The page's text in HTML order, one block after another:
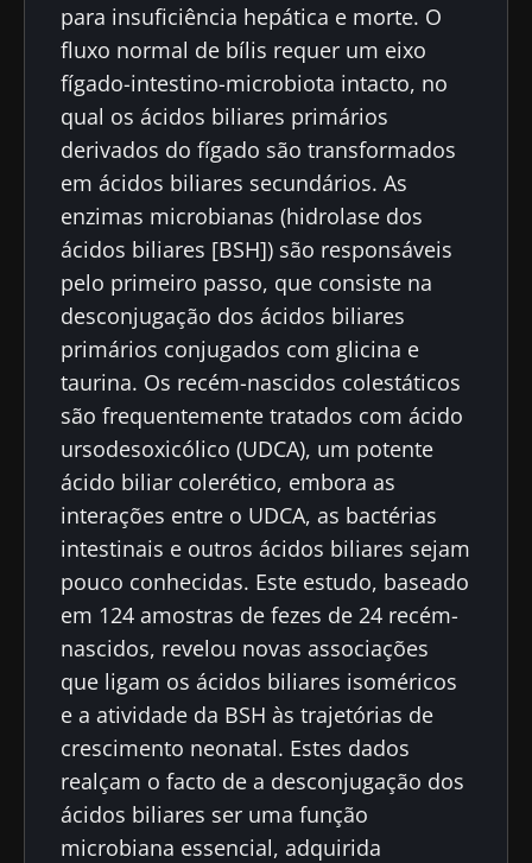
para insuficiência hepática e morte. O
fluxo normal de bílis requer um eixo
fígado-intestino-microbiota intacto, no
qual os ácidos biliares primários
derivados do fígado são transformados
em ácidos biliares secundários. As
enzimas microbianas (hidrolase dos
ácidos biliares [BSH]) são responsáveis
pelo primeiro passo, que consiste na
desconjugação dos ácidos biliares
primários conjugados com glicina e
taurina. Os recém-nascidos colestáticos
são frequentemente tratados com ácido
ursodesoxicólico (UDCA), um potente
ácido biliar colerético, embora as
interações entre o UDCA, as bactérias
intestinais e outros ácidos biliares sejam
pouco conhecidas. Este estudo, baseado
em 124 amostras de fezes de 24 recém-
nascidos, revelou novas associações
que ligam os ácidos biliares isoméricos
e a atividade da BSH às trajetórias de
crescimento neonatal. Estes dados
realçam o facto de a desconjugação dos
ácidos biliares ser uma função
microbiana essencial, adquirida